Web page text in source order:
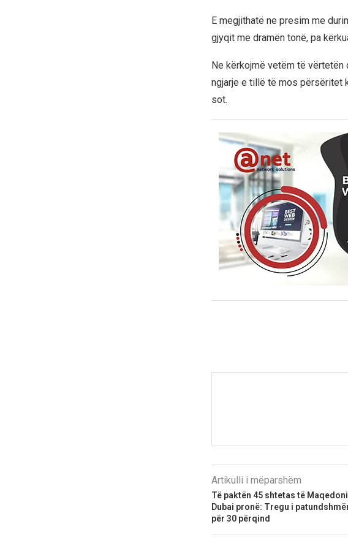
E megjithatë ne presim me
gjyqit me dramën tonë, pa
Ne kërkojmë vetëm të
ngjarje e tillë të mos përsëritet
sot.
Artikulli i mëparshëm
Të paktën 45 shtetas të
Dubai pronë: Tregu i
për 30 përqind